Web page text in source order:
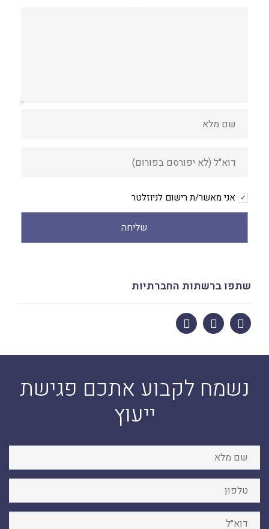
אני מאשר/ת רישום לניוזלטר
שליחה
שתפו ברשתות החברתיות
נשמח לקבוע אתכם פגישת
ייעוץ